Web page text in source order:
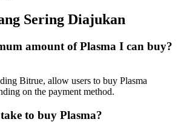
Sering Diajukan
amount of Plasma I can buy?
Bitrue, allow users to buy Plasma
on the payment method.
to buy Plasma?